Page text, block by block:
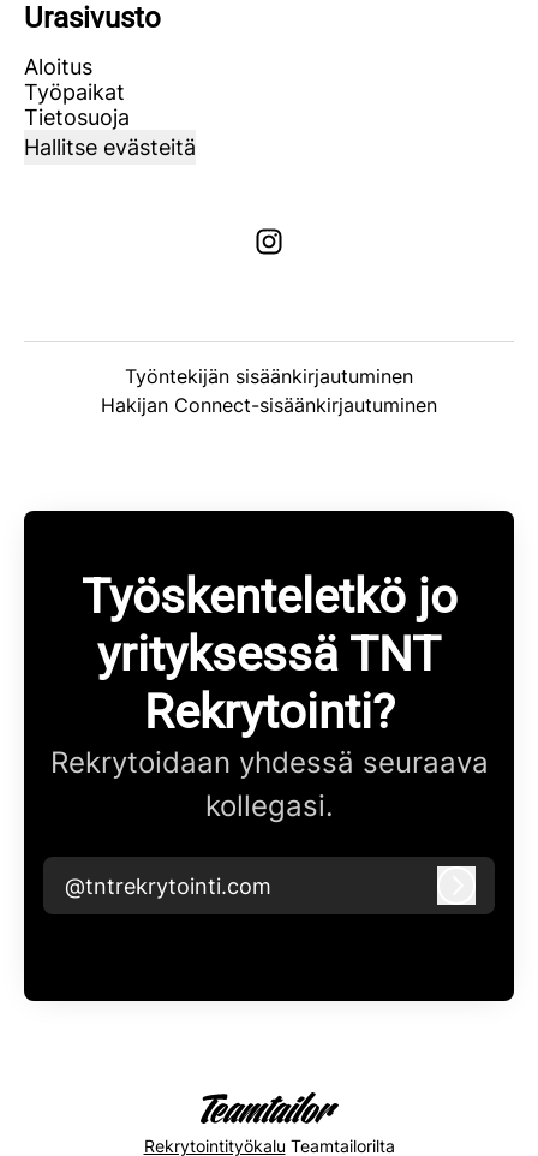
Urasivusto
Aloitus
Työpaikat
Tietosuoja
Hallitse evästeitä
Työntekijän sisäänkirjautuminen
Hakijan Connect-sisäänkirjautuminen
Työskenteletkö jo
yrityksessä TNT
Rekrytointi?
Rekrytoidaan yhdessä seuraava
kollegasi.
@tntrekrytointi.com
Rekrytointityökalu Teamtailorilta